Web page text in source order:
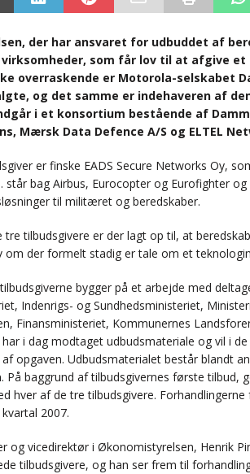
der har ansvaret for udbuddet af
som får lov til at afgive
overraskende er Motorola-selskabet
og det samme er indehaveren af
i et konsortium bestående af Damm
Mærsk Data Defence A/S og ELTEL
er finske EADS Secure Networks Oy,
står bag Airbus, Eurocopter og Eurofighter
til militæret og beredskaber.
tre tilbudsgivere er der lagt op til, at
om der formelt stadig er tale om et
bygger på et arbejde med
Indenrigs- og Sundhedsministeriet,
Finansministeriet, Kommunernes
har i dag modtaget udbudsmateriale og vil i
opgaven. Udbudsmaterialet består blandt
På baggrund af tilbudsgivernes første tilbud,
hver af de tre tilbudsgivere.
2007.
og vicedirektør i Økonomistyrelsen, Henrik
tilbudsgivere, og han ser frem til